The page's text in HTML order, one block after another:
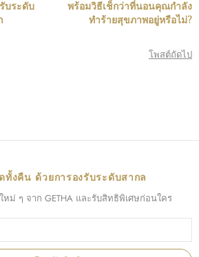
บระดับ
พร้อมวิธีเช็กว่าที่นอนคุณกำลัง
ทำร้ายสุขภาพอยู่หรือไม่?
โพสต์ถัดไป
ทั้งคืน ด้วยการองรับระดับสากล
ม่ ๆ จาก GETHA และรับสิทธิพิเศษก่อนใคร